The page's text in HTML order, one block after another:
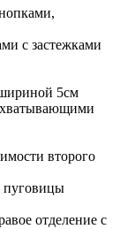
с застежками
5см
второго
пуговицы
отделение с